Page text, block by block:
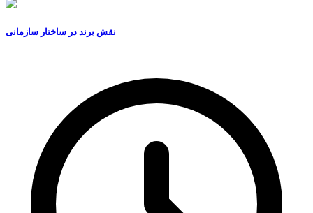
نقش برند در ساختار سازمانی